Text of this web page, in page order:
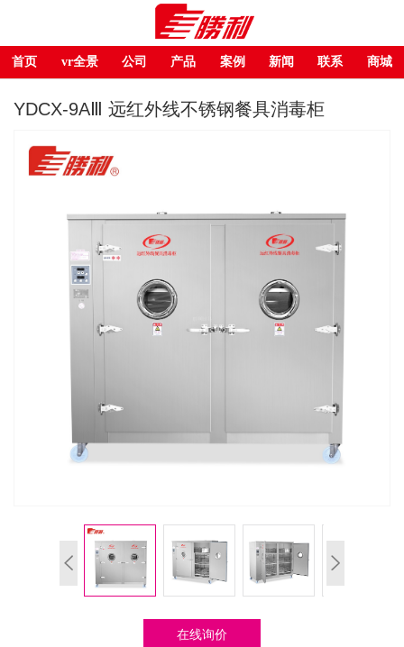
首页 vr全景 公司 产品 案例 新闻 联系 商城
YDCX-9AⅢ 远红外线不锈钢餐具消毒柜
在线询价